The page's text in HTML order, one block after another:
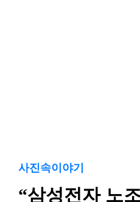
사진속이야기
“삼성전자 노